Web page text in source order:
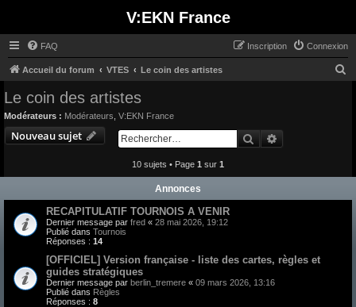
V:EKN France
FAQ Connexion
Inscription
Accueil du forum VTES Le coin des artistes
h
Le coin des artistes
Modérateurs : Modérateurs V:EKN France
Nouveau sujet Rechercher
10 sujets • Page 1 sur 1
Annonces
RECAPITULATIF TOURNOIS A VENIR
Dernier message par fred « 28 mai 2026, 19:12
Publié dans Tournois
Réponses : 14
[OFFICIEL] Version française - liste des cartes, règles et
guides stratégiques
Dernier message par berlin_tremere « 09 mars 2026, 13:16
Publié dans Règles
Réponses : 8